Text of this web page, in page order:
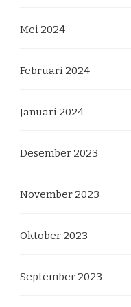
Mei 2024
Februari 2024
Januari 2024
Desember 2023
November 2023
Oktober 2023
September 2023